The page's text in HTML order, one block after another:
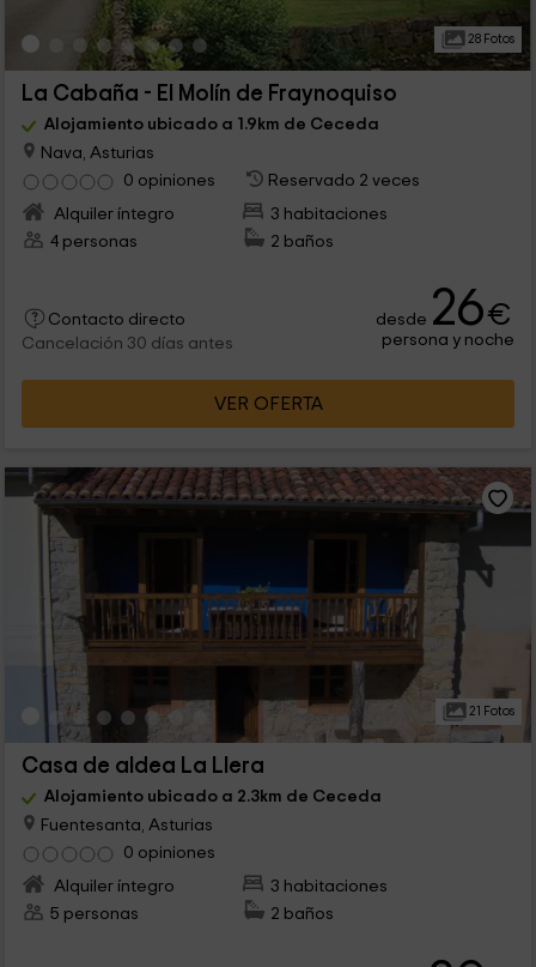
28 Fotos
La Cabaña - El Molín de Fraynoquiso
Alojamiento ubicado a 1.9km de Ceceda
Nava, Asturias
0 opiniones
Reservado 2 veces
Alquiler íntegro
3 habitaciones
4 personas
2 baños
Contacto directo
Cancelación 30 días antes
desde 26€
persona y noche
VER OFERTA
21 Fotos
Casa de aldea La Llera
Alojamiento ubicado a 2.3km de Ceceda
Fuentesanta, Asturias
0 opiniones
Alquiler íntegro
3 habitaciones
5 personas
2 baños